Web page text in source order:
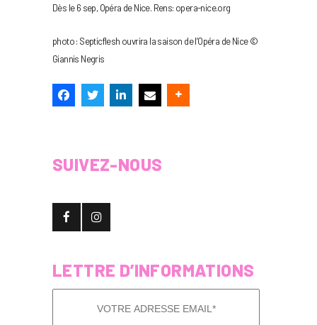
Dès le 6 sep, Opéra de Nice. Rens: opera-nice.org
photo : Septicflesh ouvrira la saison de l’Opéra de Nice ©
Giannis Negris
SUIVEZ-NOUS
LETTRE D’INFORMATIONS